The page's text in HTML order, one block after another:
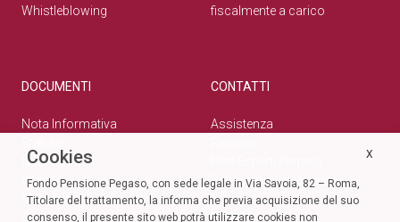
Whistleblowing
fiscalmente a carico
DOCUMENTI
Nota Informativa
Normativa
Bilanci
Modulistica
Circolari
CONTATTI
Assistenza
Privacy e cookie policy
SOCIAL
X
Cookies
Fondo Pensione Pegaso, con sede legale in Via Savoia, 82 – Roma,
Titolare del trattamento, la informa che previa acquisizione del suo
consenso, il presente sito web potrà utilizzare cookies non